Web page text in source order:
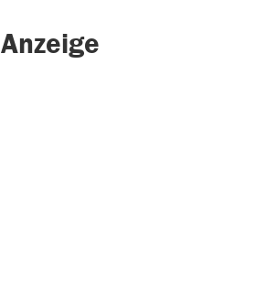
Anzeige